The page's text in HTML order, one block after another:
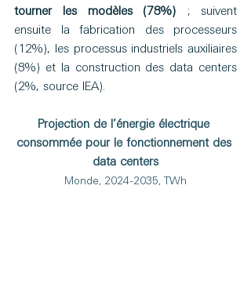
tourner les modèles (78%) ; suivent
ensuite la fabrication des processeurs
(12%), les processus industriels auxiliaires
(8%) et la construction des data centers
(2%, source IEA).
Projection de l’énergie électrique
consommée pour le fonctionnement des
data centers
Monde, 2024-2035, TWh